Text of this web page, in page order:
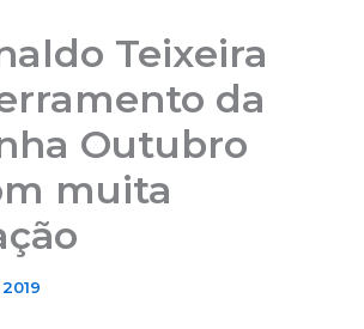
Teixeira
da
Outubro
muita